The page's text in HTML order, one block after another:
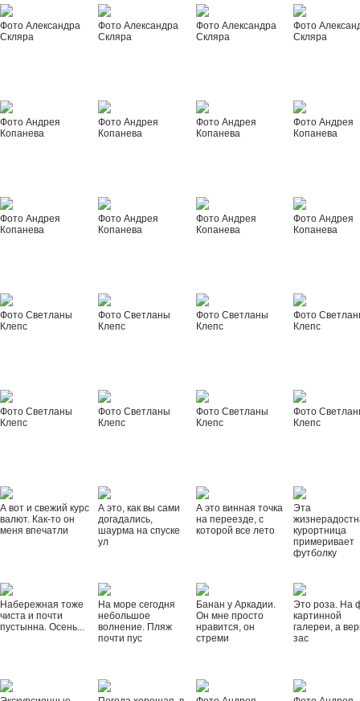
Фото Александра
Скляра
Фото Александра
Скляра
Фото Александра
Скляра
Фото
Скляра
Фото Андрея
Копанева
Фото Андрея
Копанева
Фото Андрея
Копанева
Фото Андрея
Копанева
Фото Андрея
Копанева
Фото Андрея
Копанева
Фото Андрея
Копанева
Фото Андрея
Копанева
Фото Светланы
Клепс
Фото Светланы
Клепс
Фото Светланы
Клепс
Фото
Клепс
Фото Светланы
Клепс
Фото Светланы
Клепс
Фото Светланы
Клепс
Фото
Клепс
А вот и свежий курс
валют. Как-то он
меня впечатли
А это, как вы сами
догадались,
шаурма на спуске
ул
А это винная точка
на переезде, с
которой все лето
Эта
курортница
примеривает
футболку
Набережная тоже
чиста и почти
пустынна. Осень...
На море сегодня
небольшое
волнение. Пляж
почти пус
Банан у Аркадии.
Он мне просто
нравится, он
стреми
Это роза. На
картинной
галереи, а
зас